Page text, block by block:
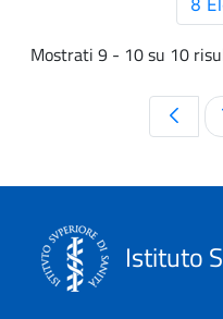
8
Mostrati 9 - 10 su 10
Istituto